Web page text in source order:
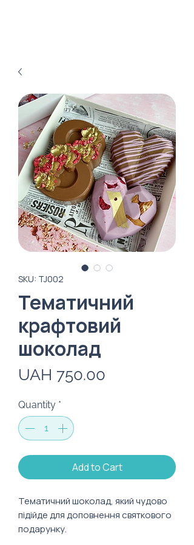
SKU: TJ002
Тематичний
крафтовий
шоколад
UAH 750.00
Quantity *
Add to Cart
Тематичний шоколад, який чудово
підійде для доповнення святкового
подарунку.